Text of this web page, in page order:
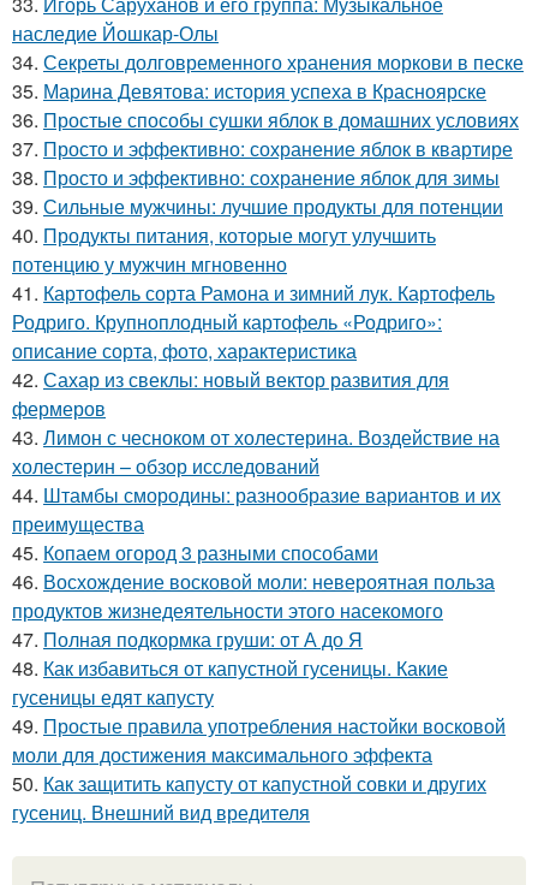
наследие Йошкар-Олы
34. Секреты долговременного хранения моркови в песке
35. Марина Девятова: история успеха в Красноярске
36. Простые способы сушки яблок в домашних условиях
37. Просто и эффективно: сохранение яблок в квартире
38. Просто и эффективно: сохранение яблок для зимы
39. Сильные мужчины: лучшие продукты для потенции
40. Продукты питания, которые могут улучшить
потенцию у мужчин мгновенно
41. Картофель сорта Рамона и зимний лук. Картофель
Родриго. Крупноплодный картофель «Родриго»:
описание сорта, фото, характеристика
42. Сахар из свеклы: новый вектор развития для
фермеров
43. Лимон с чесноком от холестерина. Воздействие на
холестерин – обзор исследований
44. Штамбы смородины: разнообразие вариантов и их
преимущества
45. Копаем огород 3 разными способами
46. Восхождение восковой моли: невероятная польза
продуктов жизнедеятельности этого насекомого
47. Полная подкормка груши: от А до Я
48. Как избавиться от капустной гусеницы. Какие
гусеницы едят капусту
49. Простые правила употребления настойки восковой
моли для достижения максимального эффекта
50. Как защитить капусту от капустной совки и других
гусениц. Внешний вид вредителя